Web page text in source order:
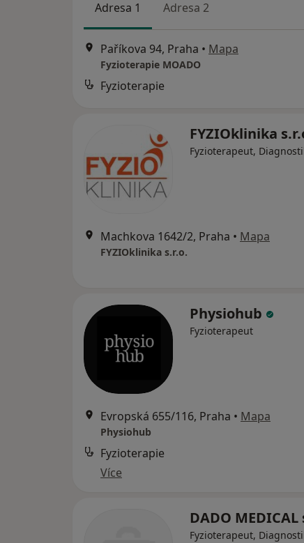
Adresa 1 Adresa 2
Paříkova 94, Praha • Mapa
Fyzioterapie MOADO
Fyzioterapie
FYZIOklinika
Fyzioterapeut,
Machkova 1642/2, Praha • Mapa
FYZIOklinika s.r.o.
Physiohub
Fyzioterapeut
Evropská 655/116, Praha • Mapa
Physiohub
Fyzioterapie
Více
DADO MEDICAL
Fyzioterapeut,